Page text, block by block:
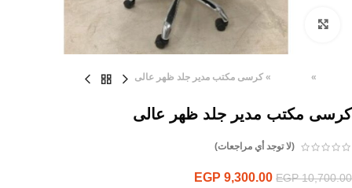
Click to enlarge
»
» كرسى مكتب مدير جلد ظهر عالى
كرسى مكتب مدير جلد ظهر عالى
(لا توجد أي مراجعات)
EGP10,700.00
EGP 9,300.00